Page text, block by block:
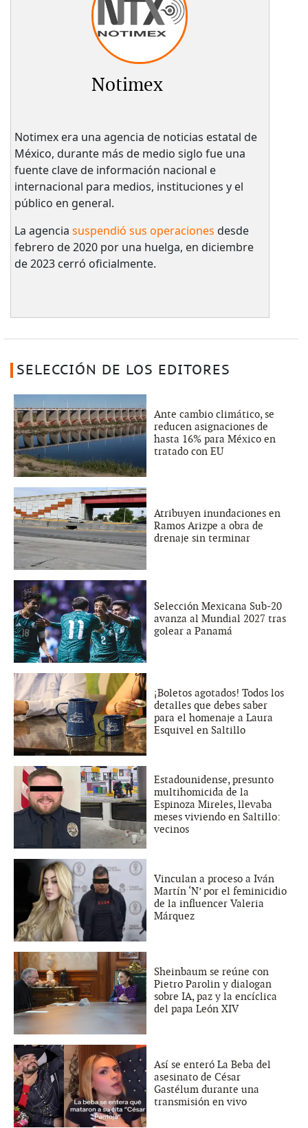
Notimex
Notimex era una agencia de noticias estatal de
México, durante más de medio siglo fue una
fuente clave de información nacional e
internacional para medios, instituciones y el
público en general.
La agencia suspendió sus operaciones desde
febrero de 2020 por una huelga, en diciembre
de 2023 cerró oficialmente.
SELECCIÓN DE LOS EDITORES
Ante cambio climático, se
reducen asignaciones de
hasta 16% para México en
tratado con EU
Atribuyen inundaciones en
Ramos Arizpe a obra de
drenaje sin terminar
Selección Mexicana Sub-20
avanza al Mundial 2027 tras
golear a Panamá
¡Boletos agotados! Todos los
detalles que debes saber
para el homenaje a Laura
Esquivel en Saltillo
Estadounidense, presunto
multihomicida de la
Espinoza Mireles, llevaba
meses viviendo en Saltillo:
vecinos
Vinculan a proceso a Iván
Martín ‘N’ por el feminicidio
de la influencer Valeria
Márquez
Sheinbaum se reúne con
Pietro Parolin y dialogan
sobre IA, paz y la encíclica
del papa León XIV
Así se enteró La Beba del
asesinato de César
Gastélum durante una
transmisión en vivo